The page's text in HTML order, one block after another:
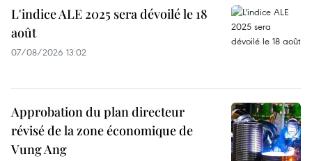
L'indice ALE 2025 sera dévoilé le 18
août
07/08/2026 13:02
Approbation du plan directeur
révisé de la zone économique de
Vung Ang